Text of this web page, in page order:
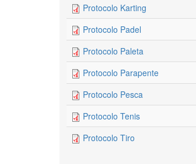
Protocolo Karting
Protocolo Padel
Protocolo Paleta
Protocolo Parapente
Protocolo Pesca
Protocolo Tenis
Protocolo Tiro